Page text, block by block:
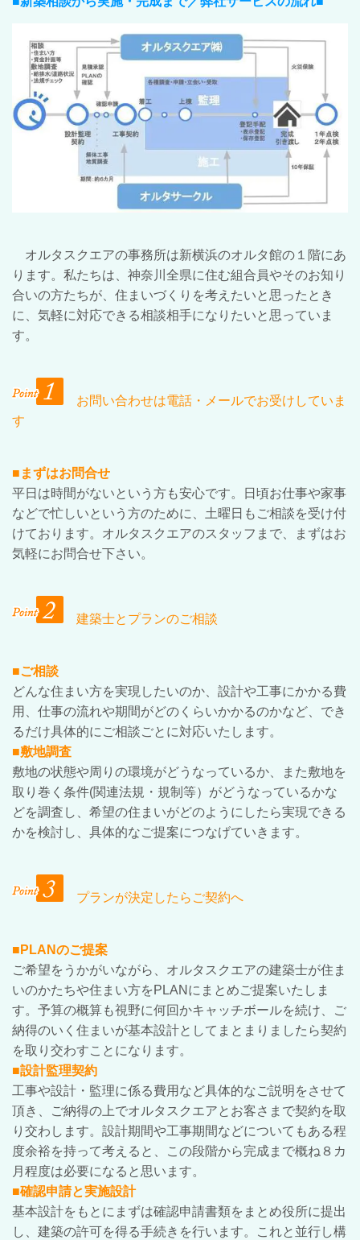
オルタスクエアの事務所は新横浜のオルタ館の１階にあ
ります。私たちは、神奈川全県に住む組合員やそのお知り
合いの方たちが、住まいづくりを考えたいと思ったとき
に、気軽に対応できる相談相手になりたいと思っていま
す。
お問い合わせは電話・メールでお受けしていま
す
■まずはお問合せ
平日は時間がないという方も安心です。日頃お仕事や家事
などで忙しいという方のために、土曜日もご相談を受け付
けております。オルタスクエアのスタッフまで、まずはお
気軽にお問合せ下さい。
建築士とプランのご相談
■ご相談
どんな住まい方を実現したいのか、設計や工事にかかる費
用、仕事の流れや期間がどのくらいかかるのかなど、でき
るだけ具体的にご相談ごとに対応いたします。
■敷地調査
敷地の状態や周りの環境がどうなっているか、また敷地を
取り巻く条件(関連法規・規制等）がどうなっているかな
どを調査し、希望の住まいがどのようにしたら実現できる
かを検討し、具体的なご提案につなげていきます。
プランが決定したらご契約へ
■PLANのご提案
ご希望をうかがいながら、オルタスクエアの建築士が住ま
いのかたちや住まい方をPLANにまとめご提案いたしま
す。予算の概算も視野に何回かキャッチボールを続け、ご
納得のいく住まいが基本設計としてまとまりましたら契約
を取り交わすことになります。
■設計監理契約
工事や設計・監理に係る費用など具体的なご説明をさせて
頂き、ご納得の上でオルタスクエアとお客さまで契約を取
り交わします。設計期間や工事期間などについてもある程
度余裕を持って考えると、この段階から完成まで概ね８カ
月程度は必要になると思います。
■確認申請と実施設計
基本設計をもとにまずは確認申請書類をまとめ役所に提出
し、建築の許可を得る手続きを行います。これと並行し構